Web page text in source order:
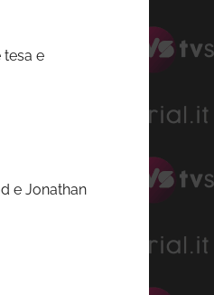
tesa e
e Jonathan